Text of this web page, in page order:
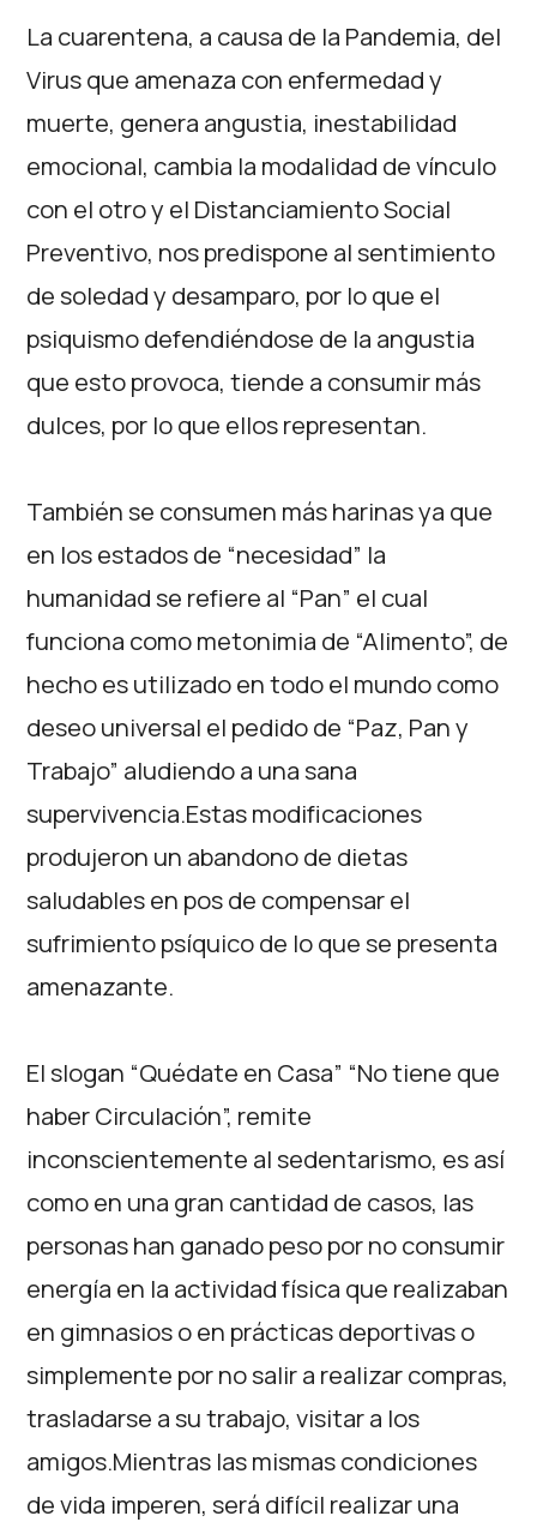
La cuarentena, a causa de la Pandemia, del
Virus que amenaza con enfermedad y
muerte, genera angustia, inestabilidad
emocional, cambia la modalidad de vínculo
con el otro y el Distanciamiento Social
Preventivo, nos predispone al sentimiento
de soledad y desamparo, por lo que el
psiquismo defendiéndose de la angustia
que esto provoca, tiende a consumir más
dulces, por lo que ellos representan.
También se consumen más harinas ya que
en los estados de “necesidad” la
humanidad se refiere al “Pan” el cual
funciona como metonimia de “Alimento”, de
hecho es utilizado en todo el mundo como
deseo universal el pedido de “Paz, Pan y
Trabajo” aludiendo a una sana
supervivencia.Estas modificaciones
produjeron un abandono de dietas
saludables en pos de compensar el
sufrimiento psíquico de lo que se presenta
amenazante.
El slogan “Quédate en Casa” “No tiene que
haber Circulación”, remite
inconscientemente al sedentarismo, es así
como en una gran cantidad de casos, las
personas han ganado peso por no consumir
energía en la actividad física que realizaban
en gimnasios o en prácticas deportivas o
simplemente por no salir a realizar compras,
trasladarse a su trabajo, visitar a los
amigos.Mientras las mismas condiciones
de vida imperen, será difícil realizar una